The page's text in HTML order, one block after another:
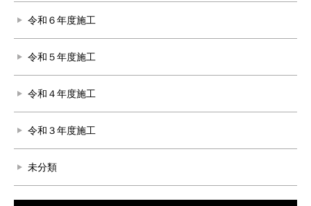
令和６年度施工
令和５年度施工
令和４年度施工
令和３年度施工
未分類